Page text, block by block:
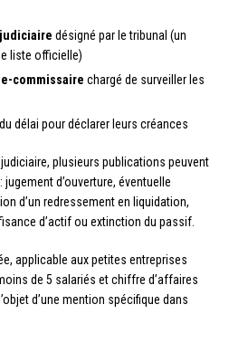
désigné par le tribunal (un
liste officielle)
commissaire chargé de surveiller les
délai pour déclarer leurs créances
plusieurs publications peuvent
d’ouverture, éventuelle
d’un redressement en liquidation,
d’actif ou extinction du passif.
applicable aux petites entreprises
de 5 salariés et chiffre d’affaires
d’une mention spécifique dans